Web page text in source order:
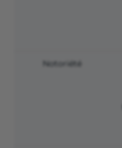
Notoriété